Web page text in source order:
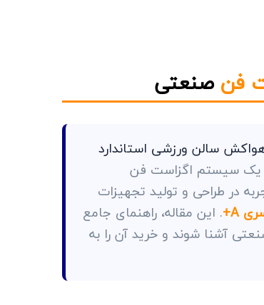
فنصنعتی
سالن ورزشی استاندارد
یک سیستم اگزاست فن
در طراحی و تولید تجهیزات
. این مقاله، راهنمای جامع
آشنا شوند و خرید آن را به